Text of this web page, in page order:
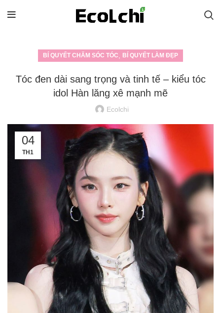
BÍ QUYẾT CHĂM SÓC TÓC BÍ QUYẾT LÀM ĐẸP
Tóc đen dài sang trọng và tinh tế – kiểu tóc
idol Hàn lăng xê mạnh mẽ
Ecolchi
04
TH1